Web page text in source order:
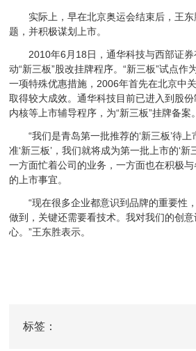
实际上，早在北京奥运会结束后，王东
题，并积极谋划上市。
2010年6月18日，通华科技与西部证券
动“新三板”股改挂牌程序。“新三板”试点作
一项特殊优惠措施，2006年首先在北京中
取得较大成效。通华科技目前已进入到股
内核等上市辅导程序，为“新三板”挂牌备案。
“我们是青岛第一批推荐的‘新三板’待上
准‘新三板’，我们就将成为第一批上市的‘新
一方面忙着公司的业务，一方面也在积极
的上市事宜。
“现在很多企业都意识到品牌的重要性
做到，关键还需要看技术。我对我们的创
心。”王东胜表示。
标签：